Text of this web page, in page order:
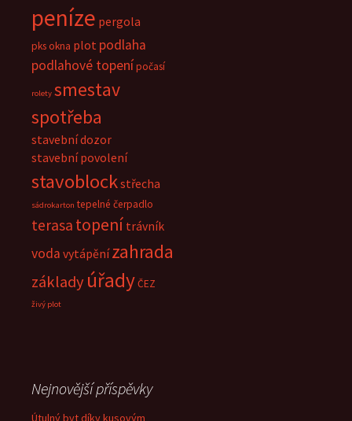
peníze pergola
pks okna plot podlaha
podlahové topenípočasí
rolety smestav
spotřeba
stavební dozor
stavební povolení
stavoblockstřecha
sádrokarton tepelné čerpadlo
terasa topení trávník
voda vytápění zahrada
základyúřadyČEZ
živý plot
Nejnovější příspěvky
Útulný byt díky kusovým